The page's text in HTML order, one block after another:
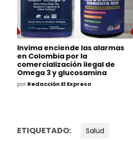
Invima enciende las alarmas
en Colombia por la
comercialización ilegal de
Omega 3 y glucosamina
por Redacción El Expreso
ETIQUETADO: Salud